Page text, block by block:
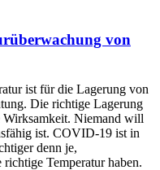
von
ist für die Lagerung von
Die richtige Lagerung
Wirksamkeit. Niemand will
ist. COVID-19 ist in
denn je,
Temperatur haben.